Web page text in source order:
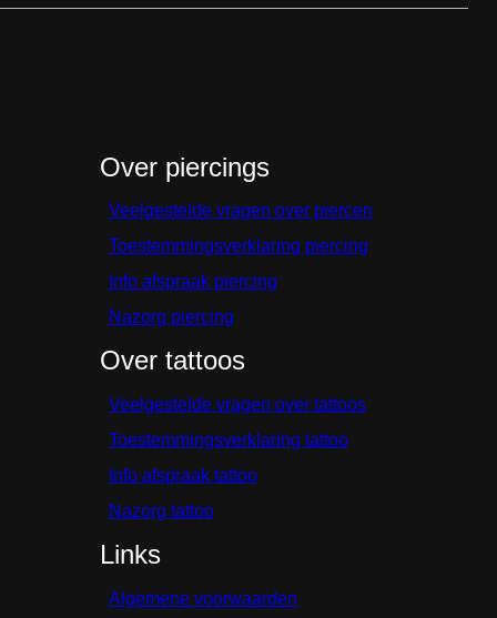
Over piercings
Veelgestelde vragen over piercen
Toestemmingsverklaring piercing
Info afspraak piercing
Nazorg piercing
Over tattoos
Veelgestelde vragen over tattoos
Toestemmingsverklaring tattoo
Info afspraak tattoo
Nazorg tattoo
Links
Algemene voorwaarden